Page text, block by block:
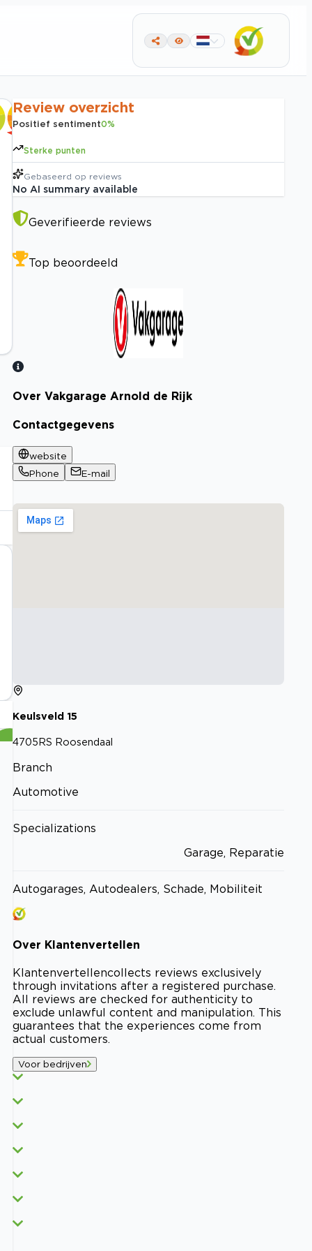
Review overzicht
Positief sentiment0%
Sterke punten
Gebaseerd op reviews
No AI summary available
Geverifieerde reviews
Top beoordeeld
Bekijk certificaat
Over Vakgarage Arnold de Rijk
Contactgegevens
website
Phone
E-mail
Keulsveld 15
4705RS Roosendaal
Branch
Automotive
Specializations
Garage, Reparatie
Autogarages, Autodealers, Schade, Mobiliteit
Over Klantenvertellen
Klantenvertellencollects reviews exclusively
through invitations after a registered purchase.
All reviews are checked for authenticity to
exclude unlawful content and manipulation. This
guarantees that the experiences come from
actual customers.
Voor bedrijven